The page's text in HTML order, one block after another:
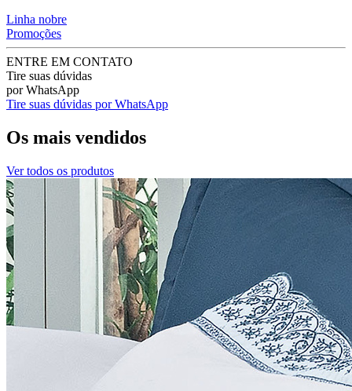
Linha nobre
Promoções
ENTRE EM CONTATO
Tire suas dúvidas
por WhatsApp
Tire suas dúvidas por WhatsApp
Os mais vendidos
Ver todos os produtos